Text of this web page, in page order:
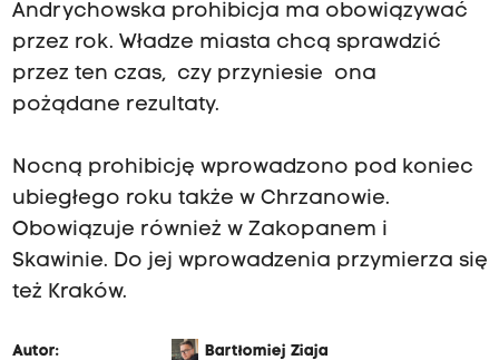
Andrychowska prohibicja ma obowiązywać
przez rok. Władze miasta chcą sprawdzić
przez ten czas, czy przyniesie ona
pożądane rezultaty.
Nocną prohibicję wprowadzono pod koniec
ubiegłego roku także w Chrzanowie.
Obowiązuje również w Zakopanem i
Skawinie. Do jej wprowadzenia przymierza się
też Kraków.
Autor:
Bartłomiej Ziaja